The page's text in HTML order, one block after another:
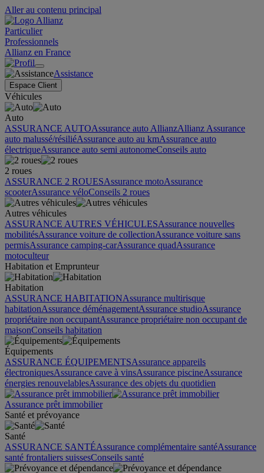
Aller au contenu principal
Particulier
Professionnels
Allianz en France
Assistance
Espace Client
Véhicules
Auto
ASSURANCE AUTOAssurance auto AllianzAllianz Assurance
auto malussé/résiliéAssurance auto au kmAssurance auto
électriqueAssurance auto semi autonomeConseils auto
2 roues
ASSURANCE 2 ROUESAssurance motoAssurance
scooterAssurance véloConseils 2 roues
Autres véhicules
ASSURANCE AUTRES VÉHICULESAssurance nouvelles
mobilitésAssurance voiture de collectionAssurance voiture sans
permisAssurance camping-carAssurance quadAssurance
motoculteur
Habitation et Emprunteur
Habitation
ASSURANCE HABITATIONAssurance multirisque
habitationAssurance déménagementAssurance studioAssurance
propriétaire non occupantAssurance propriétaire non occupant de
maisonConseils habitation
Équipements
ASSURANCE ÉQUIPEMENTSAssurance appareils
électroniquesAssurance cave à vinsAssurance piscineAssurance
énergies renouvelablesAssurance des objets du quotidien
Assurance prêt immobilier
Santé et prévoyance
Santé
ASSURANCE SANTÉAssurance complémentaire santéAssurance
santé frontaliers suissesConseils santé